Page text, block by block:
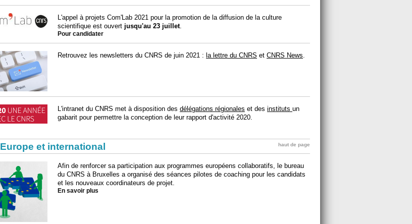
L'appel à projets Com'Lab 2021 pour la promotion de la diffusion de la culture
scientifique est ouvert jusqu'au 23 juillet.
Pour candidater
Retrouvez les newsletters du CNRS de juin 2021 : la lettre du CNRS et CNRS News.
L'intranet du CNRS met à disposition des délégations régionales et des instituts un
gabarit pour permettre la conception de leur rapport d'activité 2020.
Europe et international haut de page
Afin de renforcer sa participation aux programmes européens collaboratifs, le bureau
du CNRS à Bruxelles a organisé des séances pilotes de coaching pour les candidats
et les nouveaux coordinateurs de projet.
En savoir plus